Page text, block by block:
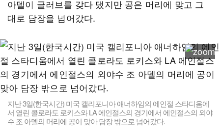
아델이 글러브를 갖다 댔지만 공은 머리에 맞고 그
대로 담장을 넘어갔다.
지난 3일(한국시간) 미국 캘리포니아 애너하임의 에인절 스타디움에
서 열린 콜로라도 로키스와 LA 에인절스의 경기에서 에인절스의 외야
수 조 아델의 머리에 공이 맞아 담장 밖으로 넘어갔다.